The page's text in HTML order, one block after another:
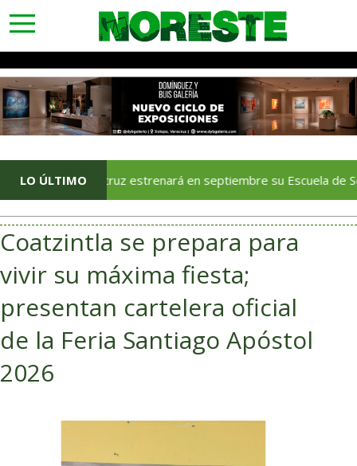
toggle
navigation
LO ÚLTIMO
Veracruz estrenará en septiembre su Escuela de Servicios
Coatzintla se prepara para
vivir su máxima fiesta;
presentan cartelera oficial
de la Feria Santiago Apóstol
2026